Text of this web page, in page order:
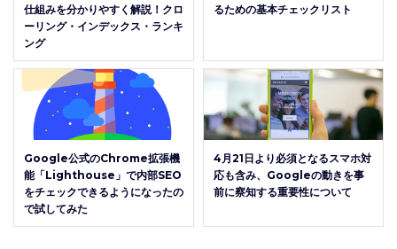
仕組みを分かりやすく解説！クロ
ーリング・インデックス・ランキ
ング
るための基本チェックリスト
Google公式のChrome拡張機
能「Lighthouse」で内部SEO
をチェックできるようになったの
で試してみた
4月21日より必須となるスマホ対
応も含み、Googleの動きを事
前に察知する重要性について